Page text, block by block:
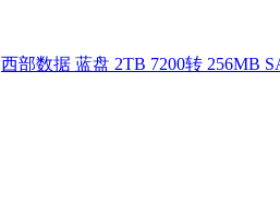
西部数据 蓝盘 2TB 7200转 256MB